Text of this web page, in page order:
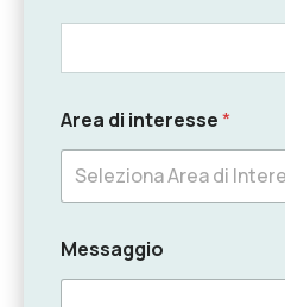
Area di interesse*
Seleziona Area di
Messaggio